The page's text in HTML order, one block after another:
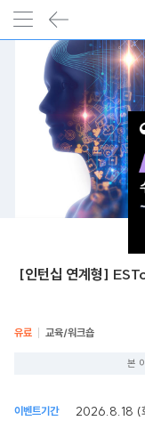
[인턴십 연계형]
유료 교육/워크숍
본
이벤트기간 2026.8.18 (